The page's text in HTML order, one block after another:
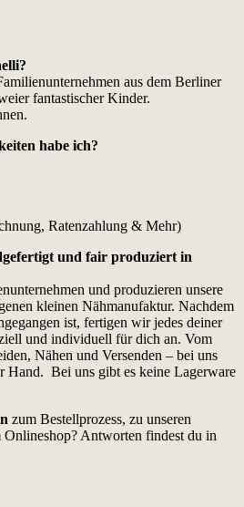
aus dem Berliner
fantastischer Kinder.
habe ich?
Ratenzahlung & Mehr)
und fair produziert in
und produzieren unsere
kleinen Nähmanufaktur. Nachdem
ist, fertigen wir jedes deiner
und individuell für dich an. Vom
Nähen und Versenden – bei uns
Hand. Bei uns gibt es keine Lagerware
zum Bestellprozess, zu unseren
Onlineshop? Antworten findest du in